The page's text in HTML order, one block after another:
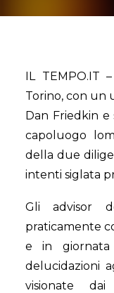
IL TEMPO.IT
Torino, con un
Dan Friedkin e
capoluogo
della due
intenti siglata
Gli advisor
praticamente
e in giornata
delucidazioni
visionate